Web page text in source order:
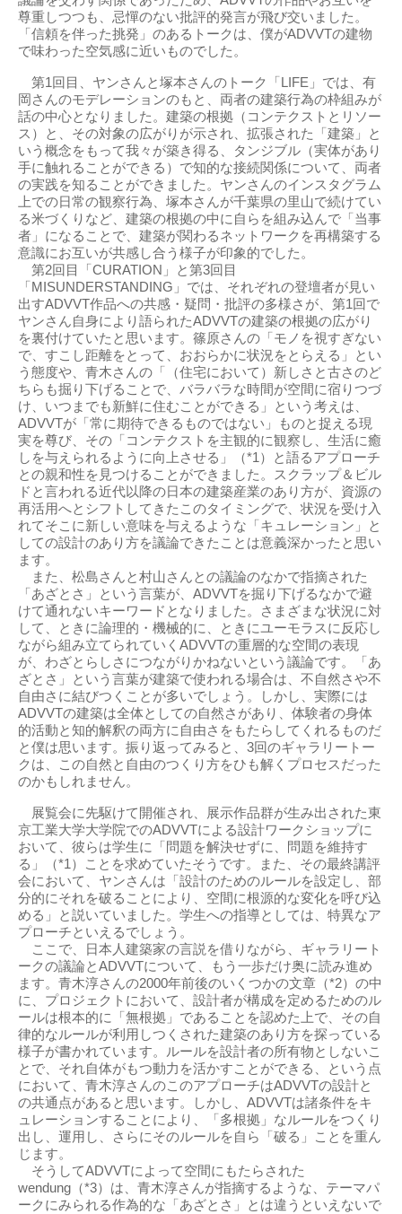
尊重しつつも、忌憚のない批評的発言が飛び交いました。
「信頼を伴った挑発」のあるトークは、僕がADVVTの建物
で味わった空気感に近いものでした。
第1回目、ヤンさんと塚本さんのトーク「LIFE」では、有
岡さんのモデレーションのもと、両者の建築行為の枠組みが
話の中心となりました。建築の根拠（コンテクストとリソー
ス）と、その対象の広がりが示され、拡張された「建築」と
いう概念をもって我々が築き得る、タンジブル（実体があり
手に触れることができる）で知的な接続関係について、両者
の実践を知ることができました。ヤンさんのインスタグラム
上での日常の観察行為、塚本さんが千葉県の里山で続けてい
る米づくりなど、建築の根拠の中に自らを組み込んで「当事
者」になることで、建築が関わるネットワークを再構築する
意識にお互いが共感し合う様子が印象的でした。
第2回目「CURATION」と第3回目
「MISUNDERSTANDING」では、それぞれの登壇者が見い
出すADVVT作品への共感・疑問・批評の多様さが、第1回で
ヤンさん自身により語られたADVVTの建築の根拠の広がり
を裏付けていたと思います。篠原さんの「モノを視すぎない
で、すこし距離をとって、おおらかに状況をとらえる」とい
う態度や、青木さんの「（住宅において）新しさと古さのど
ちらも掘り下げることで、バラバラな時間が空間に宿りつづ
け、いつまでも新鮮に住むことができる」という考えは、
ADVVTが「常に期待できるものではない」ものと捉える現
実を尊び、その「コンテクストを主観的に観察し、生活に癒
しを与えられるように向上させる」（*1）と語るアプローチ
との親和性を見つけることができました。スクラップ＆ビル
ドと言われる近代以降の日本の建築産業のあり方が、資源の
再活用へとシフトしてきたこのタイミングで、状況を受け入
れてそこに新しい意味を与えるような「キュレーション」と
しての設計のあり方を議論できたことは意義深かったと思い
ます。
また、松島さんと村山さんとの議論のなかで指摘された
「あざとさ」という言葉が、ADVVTを掘り下げるなかで避
けて通れないキーワードとなりました。さまざまな状況に対
して、ときに論理的・機械的に、ときにユーモラスに反応し
ながら組み立てられていくADVVTの重層的な空間の表現
が、わざとらしさにつながりかねないという議論です。「あ
ざとさ」という言葉が建築で使われる場合は、不自然さや不
自由さに結びつくことが多いでしょう。しかし、実際には
ADVVTの建築は全体としての自然さがあり、体験者の身体
的活動と知的解釈の両方に自由さをもたらしてくれるものだ
と僕は思います。振り返ってみると、3回のギャラリートー
クは、この自然と自由のつくり方をひも解くプロセスだった
のかもしれません。
展覧会に先駆けて開催され、展示作品群が生み出された東
京工業大学大学院でのADVVTによる設計ワークショップに
おいて、彼らは学生に「問題を解決せずに、問題を維持す
る」（*1）ことを求めていたそうです。また、その最終講評
会において、ヤンさんは「設計のためのルールを設定し、部
分的にそれを破ることにより、空間に根源的な変化を呼び込
める」と説いていました。学生への指導としては、特異なア
プローチといえるでしょう。
ここで、日本人建築家の言説を借りながら、ギャラリート
ークの議論とADVVTについて、もう一歩だけ奥に読み進め
ます。青木淳さんの2000年前後のいくつかの文章（*2）の中
に、プロジェクトにおいて、設計者が構成を定めるためのル
ールは根本的に「無根拠」であることを認めた上で、その自
律的なルールが利用しつくされた建築のあり方を探っている
様子が書かれています。ルールを設計者の所有物としないこ
とで、それ自体がもつ動力を活かすことができる、という点
において、青木淳さんのこのアプローチはADVVTの設計と
の共通点があると思います。しかし、ADVVTは諸条件をキ
ュレーションすることにより、「多根拠」なルールをつくり
出し、運用し、さらにそのルールを自ら「破る」ことを重ん
じます。
そうしてADVVTによって空間にもたらされた
wendung（*3）は、青木淳さんが指摘するような、テーマパ
ークにみられる作為的な「あざとさ」とは違うといえないで